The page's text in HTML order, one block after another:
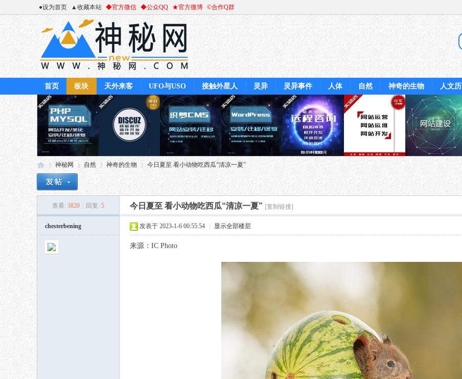
●设为首页 ▲收藏本站 ◆官方微信 ◆公众QQ ★官方微博 ©合作Q群
首页 板块 天外来客 UFO与USO 接触外星人 灵异 灵异事件 人体 自然 神奇的生物 人文
神秘网
›
自然
›
神奇的生物
›
今日夏至 看小动物吃西瓜“清凉一夏”
查看: 3820 回复: 5 今日夏至 看小动物吃西瓜“清凉一夏” [复制链接]
chesterbening 发表于 2023-1-6 00:55:54 显示全部楼层
来源：IC Photo